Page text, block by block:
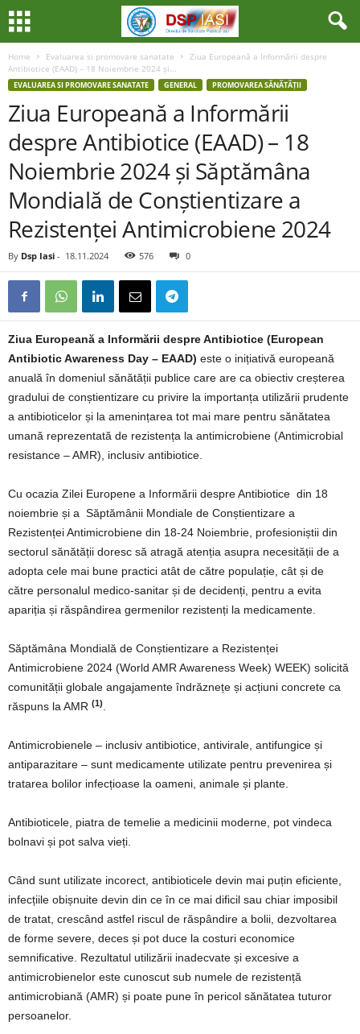
Home Evaluarea si promovare sanatate
Ziua Europeană a Informării despre
Antibiotice (EAAD) – 18 Noiembrie 2024 și...
EVALUAREA SI PROMOVARE SANATATE GENERAL PROMOVAREA SĂNĂTĂȚII
Ziua Europeană a Informării
despre Antibiotice (EAAD) – 18
Noiembrie 2024 și Săptămâna
Mondială de Conștientizare a
Rezistenței Antimicrobiene 2024
By Dsp Iasi - 18.11.2024 576 0
Ziua Europeană a Informării despre Antibiotice (European
Antibiotic Awareness Day – EAAD) este o inițiativă europeană
anuală în domeniul sănătății publice care are ca obiectiv creșterea
gradului de conștientizare cu privire la importanța utilizării prudente
a antibioticelor și la amenințarea tot mai mare pentru sănătatea
umană reprezentată de rezistența la antimicrobiene (Antimicrobial
resistance – AMR), inclusiv antibiotice.
Cu ocazia Zilei Europene a Informării despre Antibiotice din 18
noiembrie și a Săptămânii Mondiale de Conștientizare a
Rezistenței Antimicrobiene din 18-24 Noiembrie, profesioniștii din
sectorul sănătății doresc să atragă atenția asupra necesității de a
adopta cele mai bune practici atât de către populație, cât și de
către personalul medico-sanitar și de decidenți, pentru a evita
apariția și răspândirea germenilor rezistenți la medicamente.
Săptămâna Mondială de Conștientizare a Rezistenței
Antimicrobiene 2024 (World AMR Awareness Week) WEEK) solicită
comunității globale angajamente îndrăznețe și acțiuni concrete ca
răspuns la AMR (1)
Antimicrobienele – inclusiv antibiotice, antivirale, antifungice și
antiparazitare – sunt medicamente utilizate pentru prevenirea și
tratarea bolilor infecțioase la oameni, animale și plante.
Antibioticele, piatra de temelie a medicinii moderne, pot vindeca
bolnavi și pot salva vieți.
Când sunt utilizate incorect, antibioticele devin mai puțin eficiente,
infecțiile obișnuite devin din ce în ce mai dificil sau chiar imposibil
de tratat, crescând astfel riscul de răspândire a bolii, dezvoltarea
de forme severe, deces și pot duce la costuri economice
semnificative. Rezultatul utilizării inadecvate și excesive a
antimicrobienelor este cunoscut sub numele de rezistență
antimicrobiană (AMR) și poate pune în pericol sănătatea tuturor
persoanelor.